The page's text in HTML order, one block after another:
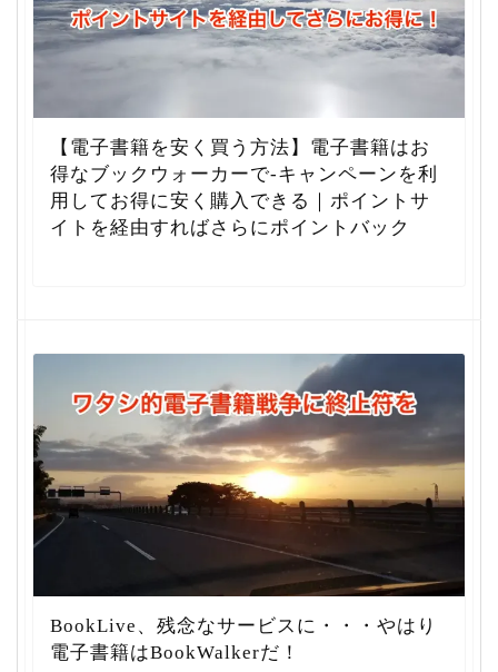
【電子書籍を安く買う方法】電子書籍はお
得なブックウォーカーで-キャンペーンを利
用してお得に安く購入できる｜ポイントサ
イトを経由すればさらにポイントバック
BookLive、残念なサービスに・・・やはり
電子書籍はBookWalkerだ！